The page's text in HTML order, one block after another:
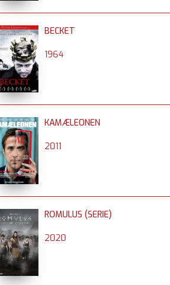
BECKET
1964
KAMÆLEONEN
2011
ROMULUS (SERIE)
2020